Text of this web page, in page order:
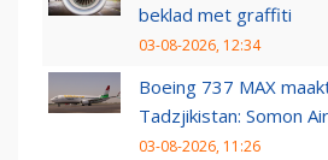
beklad met graffiti
03-08-2026, 12:34
Boeing 737 MAX
Tadzjikistan: Somon
03-08-2026, 11:26